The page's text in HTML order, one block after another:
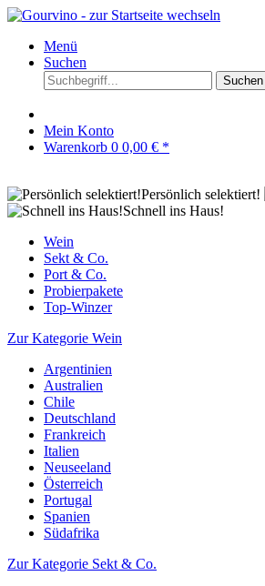
Menü
Suchen
Suchen
Mein Konto
Warenkorb 0 0,00 € *
Persönlich selektiert!
Schnell ins Haus!
Wein
Sekt & Co.
Port & Co.
Probierpakete
Top-Winzer
Zur Kategorie Wein
Argentinien
Australien
Chile
Deutschland
Frankreich
Italien
Neuseeland
Österreich
Portugal
Spanien
Südafrika
Zur Kategorie Sekt & Co.